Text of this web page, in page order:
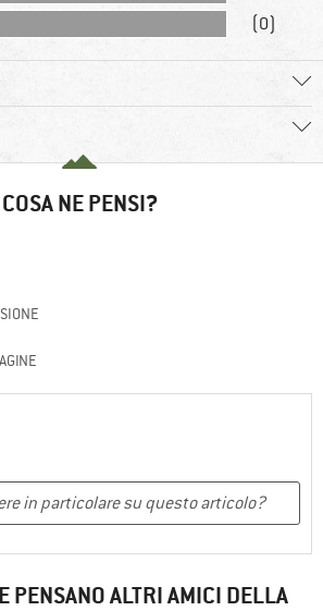
(0)
COSA NE PENSI?
PENSANO ALTRI AMICI DELLA